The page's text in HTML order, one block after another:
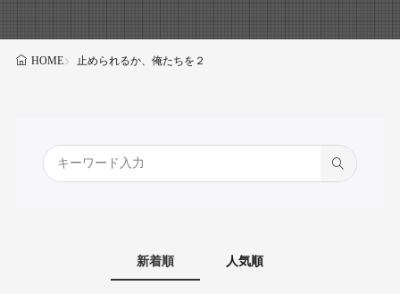
HOME 止められるか、俺たちを２
新着順 人気順